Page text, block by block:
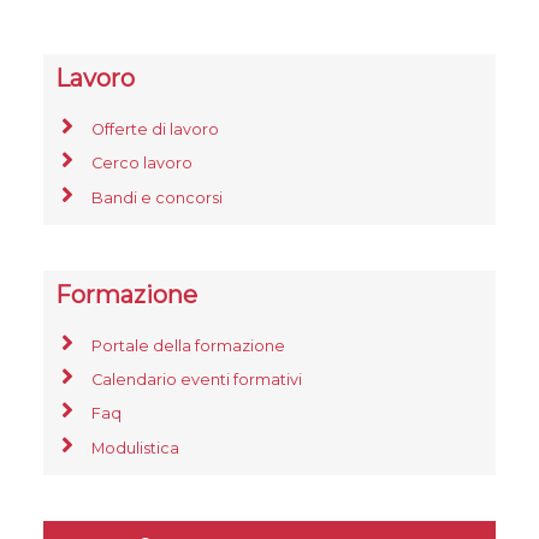
Lavoro
Offerte di lavoro
Cerco lavoro
Bandi e concorsi
Formazione
Portale della formazione
Calendario eventi formativi
Faq
Modulistica